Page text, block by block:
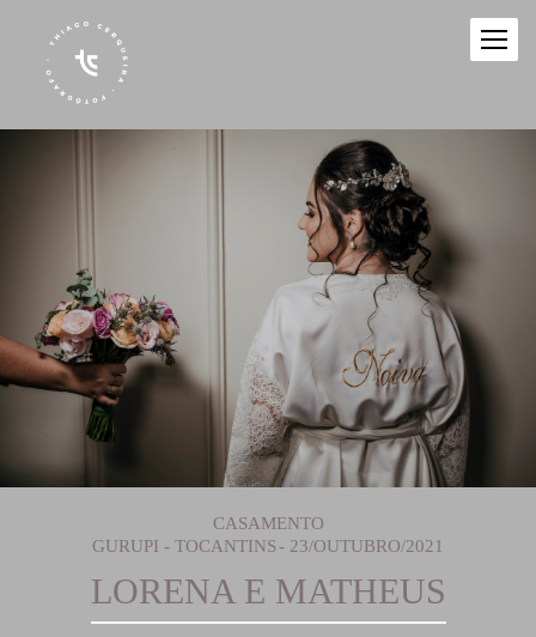
CASAMENTO
GURUPI - TOCANTINS
23/OUTUBRO/2021
LORENA E MATHEUS